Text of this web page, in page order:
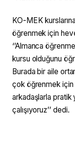
KO-MEK
öğrenmek için
‘’Almanca
kursu olduğunu
Burada bir aile
çok öğrenmek için
arkadaşlarla
çalışıyoruz’’ dedi.